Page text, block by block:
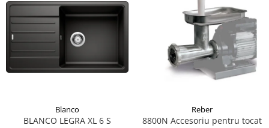
Blanco
BLANCO LEGRA XL 6 S
Reber
8800N Accesoriu pentru tocat